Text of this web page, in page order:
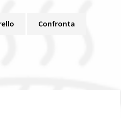
Confronta